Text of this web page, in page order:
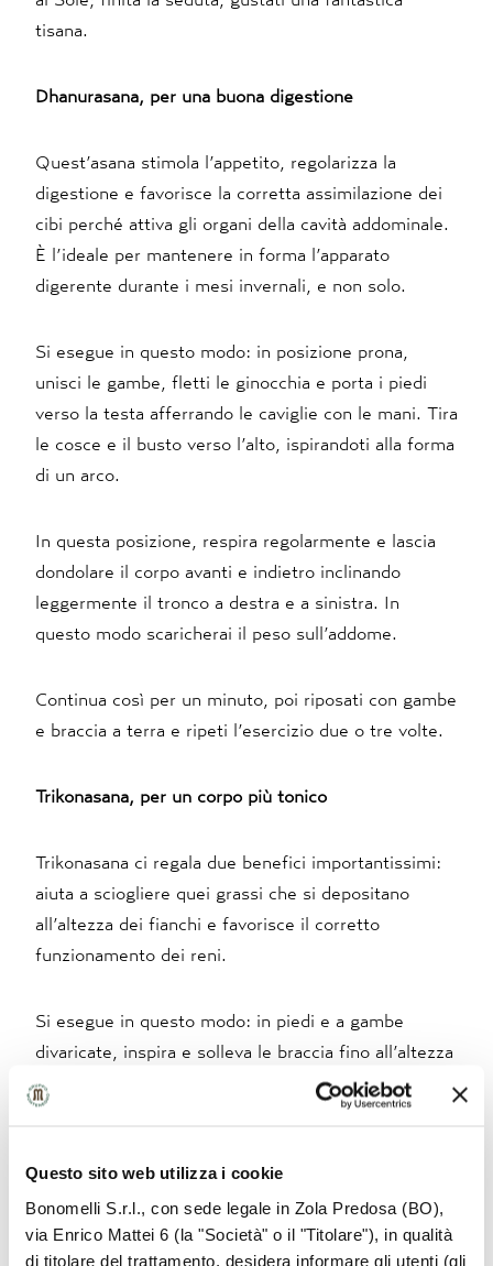
Questo sito web utilizza i cookie
Bonomelli S.r.l., con sede legale in Zola Predosa (BO),
via Enrico Mattei 6 (la "Società" o il "Titolare"), in qualità
di titolare del trattamento, desidera informare gli utenti (gli
tisana.
Dhanurasana, per una buona digestione
Quest’asana stimola l’appetito, regolarizza la
digestione e favorisce la corretta assimilazione dei
cibi perché attiva gli organi della cavità addominale.
È l’ideale per mantenere in forma l’apparato
digerente durante i mesi invernali, e non solo.
Si esegue in questo modo: in posizione prona,
unisci le gambe, fletti le ginocchia e porta i piedi
verso la testa afferrando le caviglie con le mani. Tira
le cosce e il busto verso l’alto, ispirandoti alla forma
di un arco.
In questa posizione, respira regolarmente e lascia
dondolare il corpo avanti e indietro inclinando
leggermente il tronco a destra e a sinistra. In
questo modo scaricherai il peso sull’addome.
Continua così per un minuto, poi riposati con gambe
e braccia a terra e ripeti l’esercizio due o tre volte.
Trikonasana, per un corpo più tonico
Trikonasana ci regala due benefici importantissimi:
aiuta a sciogliere quei grassi che si depositano
all’altezza dei fianchi e favorisce il corretto
funzionamento dei reni.
Si esegue in questo modo: in piedi e a gambe
divaricate, inspira e solleva le braccia fino all’altezza
delle spalle. Mentre espiri, piega il busto lungo il
fianco destro e tocca la caviglia con la mano. Stendi
al pavimento, quindi gira la testa verso il palmo.
Respira regolarmente mantenendo questa posizione
per un minuto. Cambia lato del corpo, riposati e poi